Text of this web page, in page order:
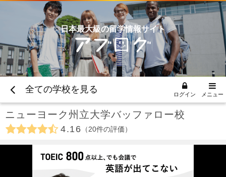
日本最大級の留学情報サイト
全ての学校を見る ログイン メニュー
ニューヨーク州立大学バッファロー校
4.16 20件の評価